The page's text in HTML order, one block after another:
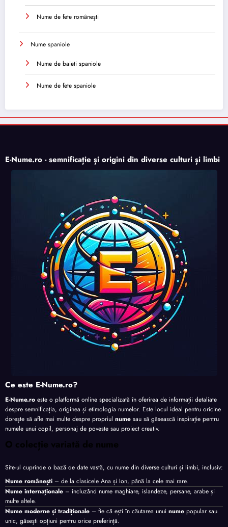
Nume de fete românești
Nume spaniole
Nume de baieti spaniole
Nume de fete spaniole
E-Nume.ro - semnificație și origini din diverse culturi și limbi
Ce este E-Nume.ro?
E-Nume.ro este o platformă online specializată în oferirea de informații detaliate
despre semnificația, originea și etimologia numelor. Este locul ideal pentru oricine
dorește să afle mai multe despre propriul nume sau să găsească inspirație pentru
numele unui copil, personaj de poveste sau proiect creativ.
O colecție variată de nume
Site-ul cuprinde o bază de date vastă, cu nume din diverse culturi și limbi, inclusiv:
Nume românești – de la clasicele Ana și Ion, până la cele mai rare.
Nume internaționale – incluzând nume maghiare, islandeze, persane, arabe și
multe altele.
Nume moderne și tradiționale – fie că ești în căutarea unui nume popular sau
unic, găsești opțiuni pentru orice preferință.